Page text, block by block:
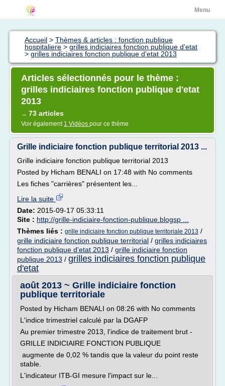
Menu
Accueil > Thèmes & articles : fonction publique
hospitaliere > grilles indiciaires fonction publique d'etat
> grilles indiciaires fonction publique d'etat 2013
Articles sélectionnés pour le thème :
grilles indiciaires fonction publique d'etat
2013
→ 73 articles
Voir également 1 Vidéos pour ce thème
Grille indiciaire fonction publique territorial 2013 ...
Grille indiciaire fonction publique territorial 2013
Posted by Hicham BENALI on 17:48 with No comments
Les fiches "carrières" présentent les...
Lire la suite
Date: 2015-09-17 05:33:11
Site : http://grille-indiciaire-fonction-publique.blogsp ...
Thèmes liés : grille indiciaire fonction publique territoriale 2013 /
grille indiciaire fonction publique territorial / grilles indiciaires
fonction publique d'etat 2013 / grille indiciaire fonction
publique 2013 / grilles indiciaires fonction publique
d'etat
août 2013 ~ Grille indiciaire fonction
publique territoriale
Posted by Hicham BENALI on 08:26 with No comments
L'indice trimestriel calculé par la DGAFP
Au premier trimestre 2013, l'indice de traitement brut -
GRILLE INDICIAIRE FONCTION PUBLIQUE
augmente de 0,02 % tandis que la valeur du point reste
stable.
L'indicateur ITB-GI mesure l'impact sur le...